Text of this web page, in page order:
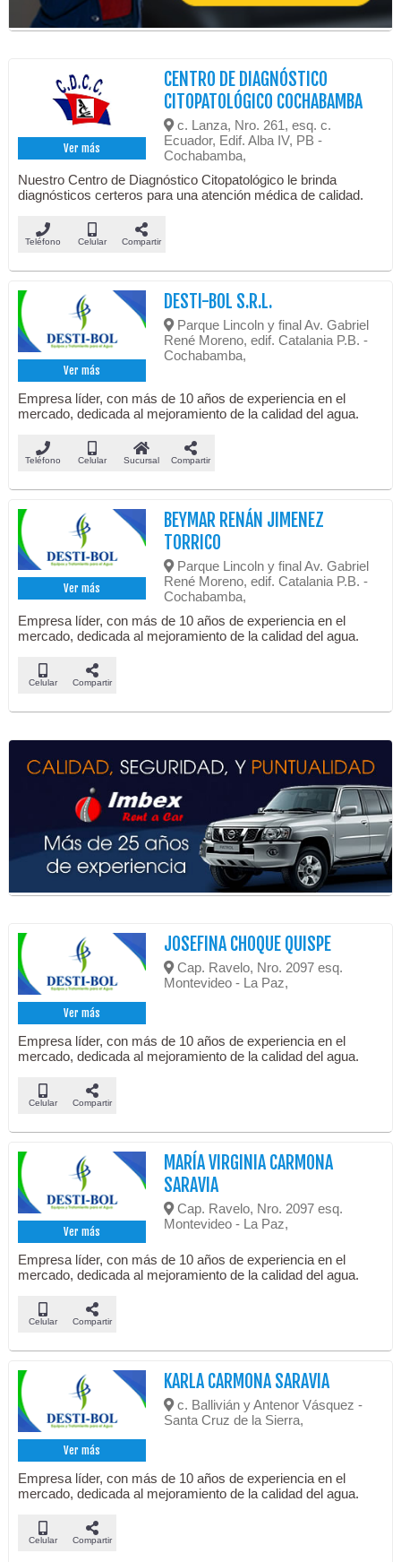
Ver más
CENTRO DE DIAGNÓSTICO
CITOPATOLÓGICO COCHABAMBA
c. Lanza, Nro. 261, esq. c.
Ecuador, Edif. Alba IV, PB -
Cochabamba,
Nuestro Centro de Diagnóstico Citopatológico le brinda
diagnósticos certeros para una atención médica de calidad.
Teléfono Celular Compartir
Ver más
DESTI-BOL S.R.L.
Parque Lincoln y final Av. Gabriel
René Moreno, edif. Catalania P.B. -
Cochabamba,
Empresa líder, con más de 10 años de experiencia en el
mercado, dedicada al mejoramiento de la calidad del agua.
Teléfono Celular Sucursal Compartir
Ver más
BEYMAR RENÁN JIMENEZ
TORRICO
Parque Lincoln y final Av. Gabriel
René Moreno, edif. Catalania P.B. -
Cochabamba,
Empresa líder, con más de 10 años de experiencia en el
mercado, dedicada al mejoramiento de la calidad del agua.
Celular Compartir
Ver más
JOSEFINA CHOQUE QUISPE
Cap. Ravelo, Nro. 2097 esq.
Montevideo - La Paz,
Empresa líder, con más de 10 años de experiencia en el
mercado, dedicada al mejoramiento de la calidad del agua.
Celular Compartir
Ver más
MARÍA VIRGINIA CARMONA
SARAVIA
Cap. Ravelo, Nro. 2097 esq.
Montevideo - La Paz,
Empresa líder, con más de 10 años de experiencia en el
mercado, dedicada al mejoramiento de la calidad del agua.
Celular Compartir
Ver más
KARLA CARMONA SARAVIA
c. Ballivián y Antenor Vásquez -
Santa Cruz de la Sierra,
Empresa líder, con más de 10 años de experiencia en el
mercado, dedicada al mejoramiento de la calidad del agua.
Celular Compartir